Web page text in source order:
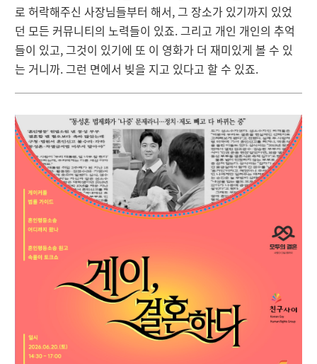
로 허락해주신 사장님들부터 해서, 그 장소가 있기까지 있었
던 모든 커뮤니티의 노력들이 있죠. 그리고 개인 개인의 추억
들이 있고, 그것이 있기에 또 이 영화가 더 재미있게 볼 수 있
는 거니까. 그런 면에서 빚을 지고 있다고 할 수 있죠.